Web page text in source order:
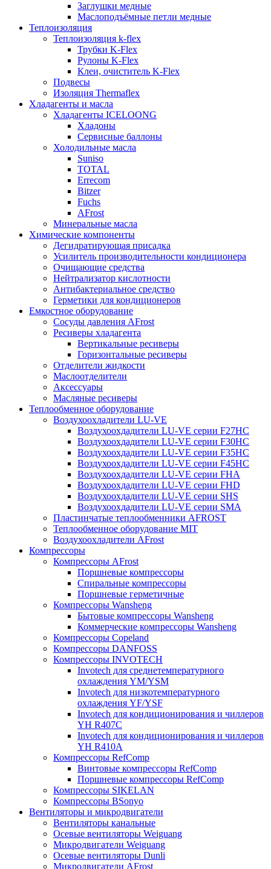
Заглушки медные
Маслоподъёмные петли медные
Теплоизоляция
Теплоизоляция k-flex
Трубки K-Flex
Рулоны K-Flex
Клеи, очиститель K-Flex
Подвесы
Изоляция Thermaflex
Хладагенты и масла
Хладагенты ICELOONG
Хладоны
Сервисные баллоны
Холодильные масла
Suniso
TOTAL
Errecom
Bitzer
Fuchs
AFrost
Минеральные масла
Химические компоненты
Дегидратирующая присадка
Усилитель производительности кондиционера
Очищающие средства
Нейтрализатор кислотности
Антибактериальное средство
Герметики для кондиционеров
Емкостное оборудование
Сосуды давления AFrost
Ресиверы хладагента
Вертикальные ресиверы
Горизонтальные ресиверы
Отделители жидкости
Маслоотделители
Аксессуары
Масляные ресиверы
Теплообменное оборудование
Воздухоохладители LU-VE
Воздухоохдадители LU-VE серии F27HC
Воздухоохдадители LU-VE серии F30HC
Воздухоохдадители LU-VE серии F35HC
Воздухоохдадители LU-VE серии F45HC
Воздухоохдадители LU-VE серии FHA
Воздухоохдадители LU-VE серии FHD
Воздухоохдадители LU-VE серии SHS
Воздухоохдадители LU-VE серии SMA
Пластинчатые теплообменники AFROST
Теплообменное оборудование MIT
Воздухоохладители AFrost
Компрессоры
Компрессоры AFrost
Поршневые компрессоры
Спиральные компрессоры
Поршневые герметичные
Компрессоры Wansheng
Бытовые компрессоры Wansheng
Коммерческие компрессоры Wansheng
Компрессоры Copeland
Компрессоры DANFOSS
Компрессоры INVOTECH
Invotech для среднетемпературного
охлаждения YM/YSM
Invotech для низкотемпературного
охлаждения YF/YSF
Invotech для кондиционирования и чиллеров
YH R407C
Invotech для кондиционирования и чиллеров
YH R410A
Компрессоры RefComp
Винтовые компрессоры RefComp
Поршневые компрессоры RefComp
Компрессоры SIKELAN
Компрессоры BSonyo
Вентиляторы и микродвигатели
Вентиляторы канальные
Осевые вентиляторы Weiguang
Микродвигатели Weiguang
Осевые вентиляторы Dunli
Микродвигатели AFrost